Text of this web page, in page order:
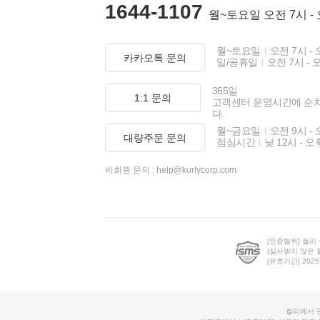
1644-1107 월~토요일 오전 7시 -
카카오톡 문의
월~토요일
오전 7시 -
일/공휴일
오전 7시 -
1:1 문의
365일
고객센터 운영시간에 순
다.
대량주문 문의
월~금요일
오전 9시 -
점심시간
낮 12시 - 오
비회원 문의 : help@kurlycorp.com
[인증범위] 컬리
(심사받지 않은
[유효기간]
컬리에서